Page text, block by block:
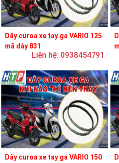
Dây curoa xe tay ga VARIO 125
mã dây 831
Liên hệ: 0938454791
Dây curoa xe tay ga VARIO 150